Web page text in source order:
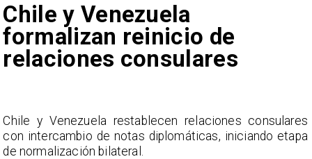
Feriantes rechazan dichos
de Camila Flores sobre
Fabiola Campillai
La Confederación Nacional de Ferias Libres (ASOF)
considera inaceptable que se refieran a Fabiola
Campillai como 'señora de feria', expresión utilizada